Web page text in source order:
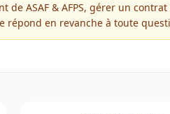
de ASAF & AFPS, gérer un contrat
répond en revanche à toute